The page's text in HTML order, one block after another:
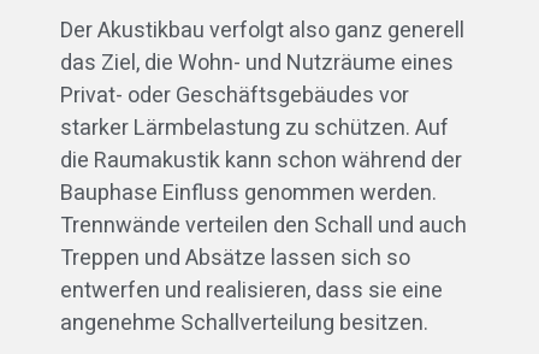
Der Akustikbau verfolgt also ganz generell
das Ziel, die Wohn- und Nutzräume eines
Privat- oder Geschäftsgebäudes vor
starker Lärmbelastung zu schützen. Auf
die Raumakustik kann schon während der
Bauphase Einfluss genommen werden.
Trennwände verteilen den Schall und auch
Treppen und Absätze lassen sich so
entwerfen und realisieren, dass sie eine
angenehme Schallverteilung besitzen.